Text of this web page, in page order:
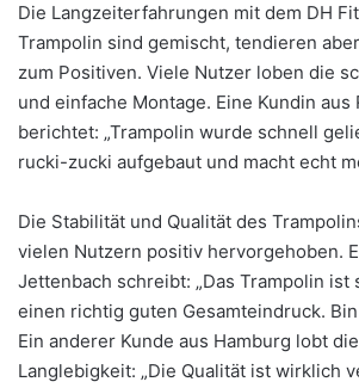
Die Langzeiterfahrungen mit dem DH
Trampolin sind gemischt, tendieren
zum Positiven. Viele Nutzer loben die
und einfache Montage. Eine Kundin aus
berichtet: „Trampolin wurde schnell
rucki-zucki aufgebaut und macht echt
Die Stabilität und Qualität des
vielen Nutzern positiv hervorgehoben.
Jettenbach schreibt: „Das Trampolin ist
einen richtig guten Gesamteindruck.
Ein anderer Kunde aus Hamburg lobt
Langlebigkeit: „Die Qualität ist wirklich